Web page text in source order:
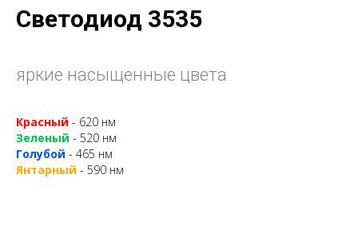
Светодиод 3535
яркие насыщенные цвета
Красный - 620 нм
Зеленый - 520 нм
Голубой - 465 нм
Янтарный - 590 нм